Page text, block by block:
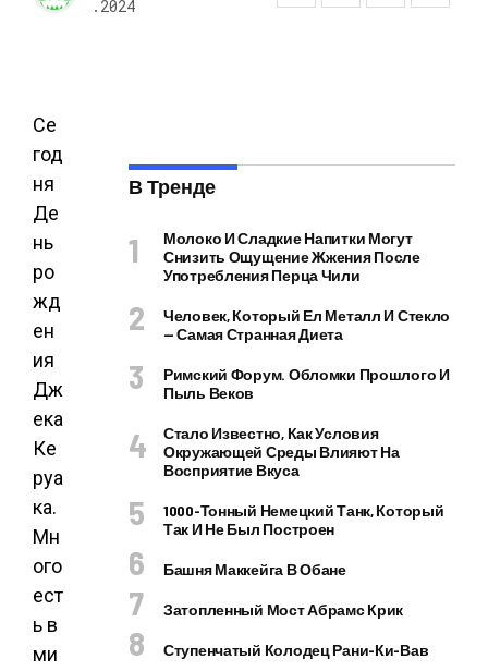
.2024
Се
год
ня
Де
нь
ро
жд
ен
ия
Дж
ека
Ке
руа
ка.
Мн
ого
ест
ь в
ми
В Тренде
Молоко И Сладкие Напитки Могут
Снизить Ощущение Жжения После
Употребления Перца Чили
Человек, Который Ел Металл И Стекло
— Самая Странная Диета
Римский Форум. Обломки Прошлого И
Пыль Веков
Стало Известно, Как Условия
Окружающей Среды Влияют На
Восприятие Вкуса
1000-Тонный Немецкий Танк, Который
Так И Не Был Построен
Башня Маккейга В Обане
Затопленный Мост Абрамс Крик
Ступенчатый Колодец Рани-Ки-Вав